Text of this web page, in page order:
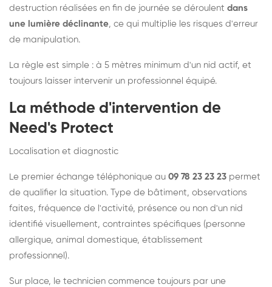
destruction réalisées en fin de journée se déroulent dans
une lumière déclinante, ce qui multiplie les risques d'erreur
de manipulation.
La règle est simple : à 5 mètres minimum d'un nid actif, et
toujours laisser intervenir un professionnel équipé.
La méthode d'intervention de
Need's Protect
Localisation et diagnostic
Le premier échange téléphonique au 09 78 23 23 23 permet
de qualifier la situation. Type de bâtiment, observations
faites, fréquence de l'activité, présence ou non d'un nid
identifié visuellement, contraintes spécifiques (personne
allergique, animal domestique, établissement
professionnel).
Sur place, le technicien commence toujours par une